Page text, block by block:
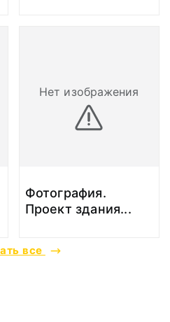
Нет изображения
Фотография.
Проект здания...
все